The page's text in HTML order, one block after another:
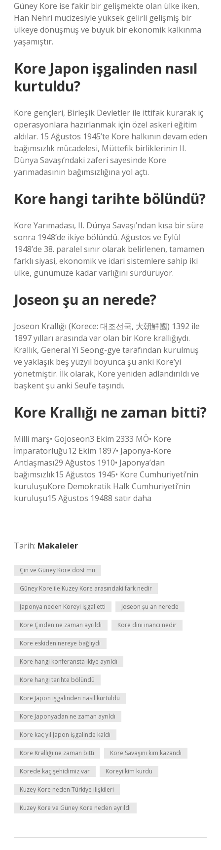
Güney Kore ise fakir bir gelişmekte olan ülke iken,
Han Nehri mucizesiyle yüksek gelirli gelişmiş bir
ülkeye dönüşmüş ve büyük bir ekonomik kalkınma
yaşamıştır.
Kore Japon işgalinden nasıl
kurtuldu?
Kore gençleri, Birleşik Devletler ile ittifak kurarak iç
operasyonlara hazırlanmak için özel askeri eğitim
aldılar. 15 Ağustos 1945’te Kore halkının devam eden
bağımsızlık mücadelesi, Müttefik birliklerinin II.
Dünya Savaşı’ndaki zaferi sayesinde Kore
yarımadasının bağımsızlığına yol açtı.
Kore hangi tarihte bölündü?
Kore Yarımadası, II. Dünya Savaşı’ndan kısa bir süre
sonra 1948’de ikiye bölündü. Ağustos ve Eylül
1948’de 38. paralel sınır olarak belirlenen, tamamen
farklı siyasi, ekonomik ve idari sistemlere sahip iki
ülke, günümüze kadar varlığını sürdürüyor.
Joseon şu an nerede?
Joseon Krallığı (Korece: 대조선국, 大朝鮮國) 1392 ile
1897 yılları arasında var olan bir Kore krallığıydı.
Krallık, General Yi Seong-gye tarafından kurulmuş
ve yaklaşık beş yüzyıl boyunca şu anki Kore’yi
yönetmiştir. İlk olarak, Kore yeniden adlandırıldı ve
başkent şu anki Seul’e taşındı.
Kore Krallığı ne zaman bitti?
Milli marş• Gojoseon3 Ekim 2333 MÖ• Kore
İmparatorluğu12 Ekim 1897• Japonya-Kore
Antlaşması29 Ağustos 1910• Japonya’dan
bağımsızlık15 Ağustos 1945• Kore Cumhuriyeti’nin
kuruluşuKore Demokratik Halk Cumhuriyeti’nin
kuruluşu15 Ağustos 19488 satır daha
Tarih: Makaleler
Çin ve Güney Kore dost mu
Güney Kore ile Kuzey Kore arasındaki fark nedir
Japonya neden Koreyi işgal etti Joseon şu an nerede
Kore Çinden ne zaman ayrıldı Kore dini inancı nedir
Kore eskiden nereye bağlıydı
Kore hangi konferansta ikiye ayrıldı
Kore hangi tarihte bölündü
Kore Japon işgalinden nasıl kurtuldu
Kore Japonyadan ne zaman ayrıldı
Kore kaç yıl Japon işgalinde kaldı
Kore Krallığı ne zaman bitti Kore Savaşını kim kazandı
Korede kaç şehidimiz var Koreyi kim kurdu
Kuzey Kore neden Türkiye ilişkileri
Kuzey Kore ve Güney Kore neden ayrıldı